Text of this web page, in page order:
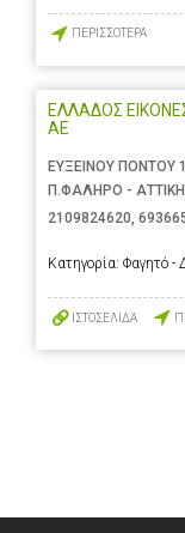
ΠΕΡΙΣΣΟΤΕΡΑ
ΕΛΛΑΔΟΣ
ΑΕ
ΕΥΞΕΙΝΟΥ ΠΟΝΤΟΥ
Π.ΦΑΛΗΡΟ -
2109824620,
Κατηγορία: Φαγητό -
ΙΣΤΟΣΕΛΙΔΑ